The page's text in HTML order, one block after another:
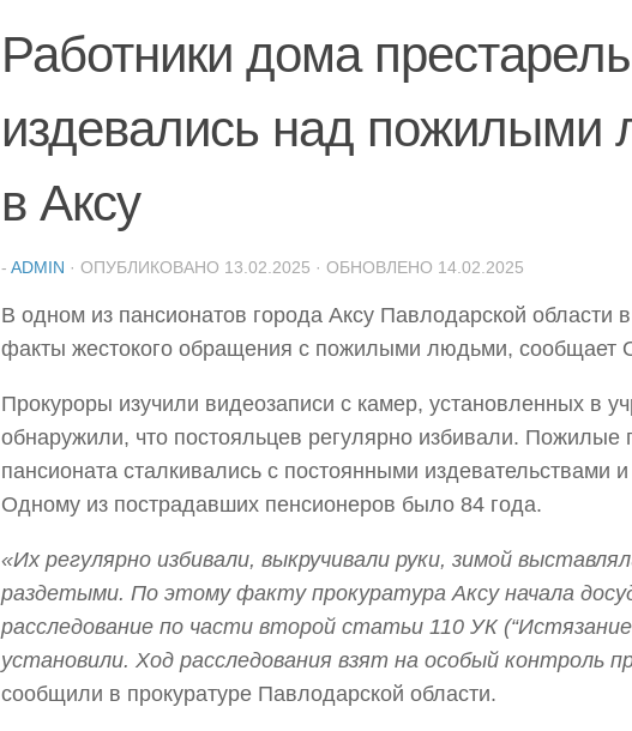
Работники дома
издевались над пожилыми
в Аксу
- ADMIN · ОПУБЛИКОВАНО 13.02.2025 · ОБНОВЛЕНО 14.02.2025
В одном из пансионатов города Аксу Павлодарской
факты жестокого обращения с пожилыми людьми, сообщает
Прокуроры изучили видеозаписи с камер, установленных в
обнаружили, что постояльцев регулярно избивали. Пожилые
пансионата сталкивались с постоянными издевательствами
Одному из пострадавших пенсионеров было 84 года.
«Их регулярно избивали, выкручивали руки, зимой
раздетыми. По этому факту прокуратура Аксу начала
расследование по части второй статьи 110 УК
установили. Ход расследования взят на особый контроль
сообщили в прокуратуре Павлодарской области.